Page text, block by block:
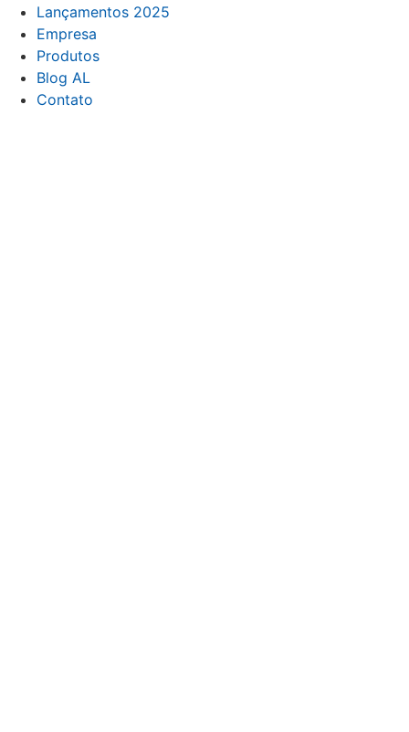
Lançamentos 2025
Empresa
Produtos
Blog AL
Contato